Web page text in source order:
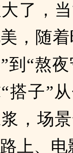
了，
，随
到“熬
搭子”
，场
上、电